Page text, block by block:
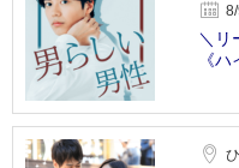
＼リ
《